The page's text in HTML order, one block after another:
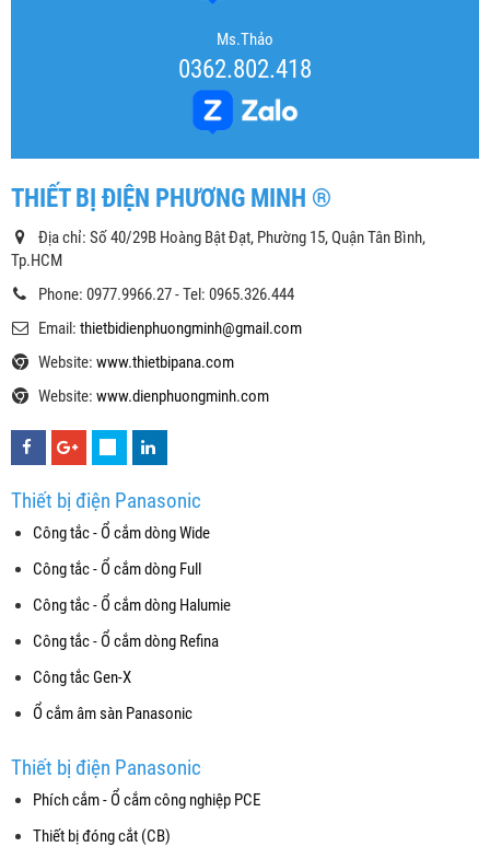
Ms.Thảo
0362.802.418
THIẾT BỊ ĐIỆN PHƯƠNG MINH ®
Địa chỉ: Số 40/29B Hoàng Bật Đạt, Phường 15, Quận Tân Bình,
Tp.HCM
Phone: 0977.9966.27 - Tel: 0965.326.444
Email: thietbidienphuongminh@gmail.com
Website: www.thietbipana.com
Website: www.dienphuongminh.com
Thiết bị điện Panasonic
Công tắc - Ổ cắm dòng Wide
Công tắc - Ổ cắm dòng Full
Công tắc - Ổ cắm dòng Halumie
Công tắc - Ổ cắm dòng Refina
Công tắc Gen-X
Ổ cắm âm sàn Panasonic
Thiết bị điện Panasonic
Phích cắm - Ổ cắm công nghiệp PCE
Thiết bị đóng cắt (CB)